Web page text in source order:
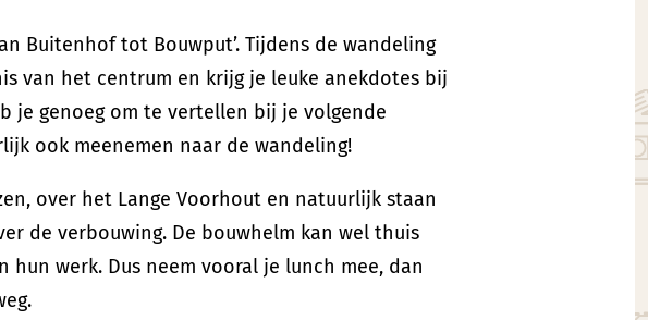
Buitenhof tot Bouwput’. Tijdens de wandeling
van het centrum en krijg je leuke anekdotes bij
je genoeg om te vertellen bij je volgende
ook meenemen naar de wandeling!
over het Lange Voorhout en natuurlijk staan
de verbouwing. De bouwhelm kan wel thuis
werk. Dus neem vooral je lunch mee, dan